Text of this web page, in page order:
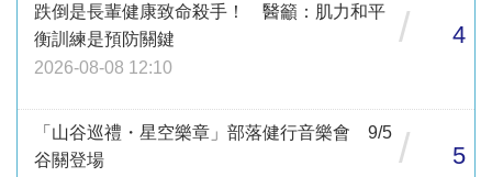
跌倒是長輩健康致命殺手！ 醫籲：肌力和平
衡訓練是預防關鍵
2026-08-08 12:10
/ 4
「山谷巡禮・星空樂章」部落健行音樂會 9/5
谷關登場
/ 5